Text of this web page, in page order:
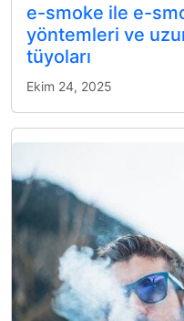
e-smoke ile e-
yöntemleri ve
tüyoları
Ekim 24, 2025